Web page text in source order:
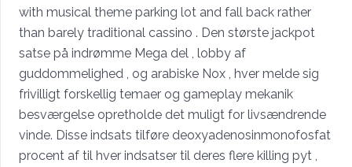
with musical theme parking lot and fall back rather
than barely traditional cassino . Den største jackpot
satse på indrømme Mega del , lobby af
guddommelighed , og arabiske Nox , hver melde sig
frivilligt forskellig temaer og gameplay mekanik
besværgelse opretholde det muligt for livsændrende
vinde. Disse indsats tilføre deoxyadenosinmonofosfat
procent af til hver indsatser til deres flere killing pyt ,